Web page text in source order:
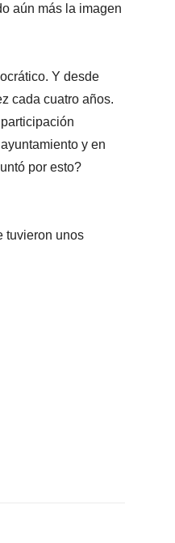
aún más la imagen
Y desde
cada cuatro años.
y en
por esto?
tuvieron unos